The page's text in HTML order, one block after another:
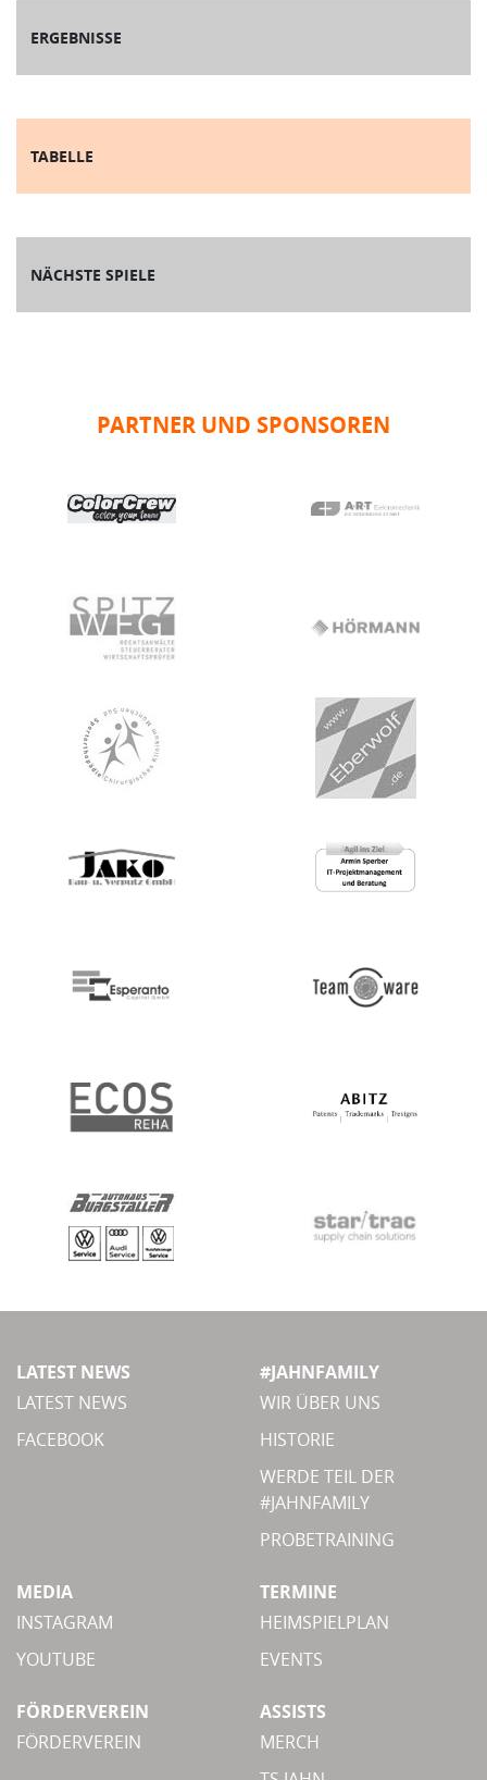
ERGEBNISSE
TABELLE
NÄCHSTE SPIELE
PARTNER UND SPONSOREN
LATEST NEWS
LATEST NEWS
FACEBOOK
#JAHNFAMILY
WIR ÜBER UNS
HISTORIE
WERDE TEIL DER
#JAHNFAMILY
PROBETRAINING
MEDIA
INSTAGRAM
YOUTUBE
TERMINE
HEIMSPIELPLAN
EVENTS
FÖRDERVEREIN
FÖRDERVEREIN
ASSISTS
MERCH